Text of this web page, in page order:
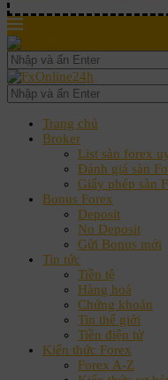
Trang chủ
Broker
List sàn forex
Đánh giá sàn
Giấy phép sàn
Bonus Forex
Deposit
No Deposit
Gửi Bonus mới
Tin tức
Tiền tệ
Hàng hoá
Chứng khoán
Tin thế giới
Tiền điện tử
Kiến thức Forex
Forex A-Z